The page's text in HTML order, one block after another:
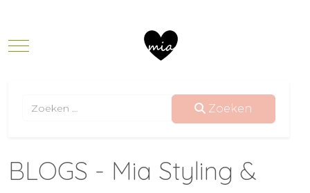
Mobile Menu Toggle
Zoeken
BLOGS - Mia Styling &